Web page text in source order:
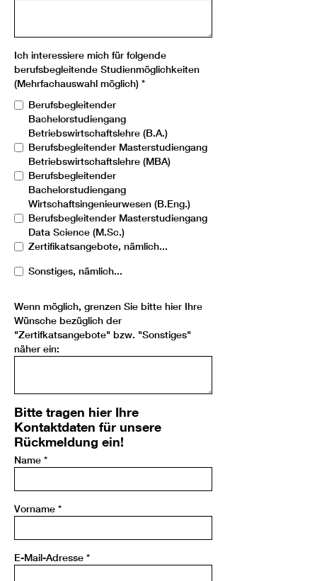
Ich interessiere mich für folgende
berufsbegleitende Studienmöglichkeiten
(Mehrfachauswahl möglich) *
Berufsbegleitender
Bachelorstudiengang
Betriebswirtschaftslehre (B.A.)
Berufsbegleitender Masterstudiengang
Betriebswirtschaftslehre (MBA)
Berufsbegleitender
Bachelorstudiengang
Wirtschaftsingenieurwesen (B.Eng.)
Berufsbegleitender Masterstudiengang
Data Science (M.Sc.)
Zertifikatsangebote, nämlich...
Sonstiges, nämlich...
Wenn möglich, grenzen Sie bitte hier Ihre
Wünsche bezüglich der
"Zertifkatsangebote" bzw. "Sonstiges"
näher ein:
Bitte tragen hier Ihre
Kontaktdaten für unsere
Rückmeldung ein!
Name *
Vorname *
E-Mail-Adresse *